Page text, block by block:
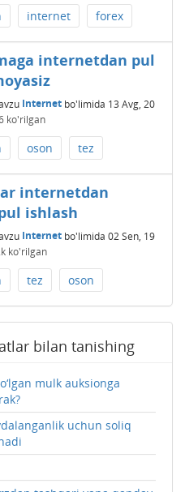
internet forex
internetdan pul
Internetbo'limida 13 Avg, 20
ko'rilgan
oson tez
internetdan
ishlash
Internetbo'limida 02 Sen, 19
ko'rilgan
tez oson
bilan tanishing
mulk auksionga
uchun soliq